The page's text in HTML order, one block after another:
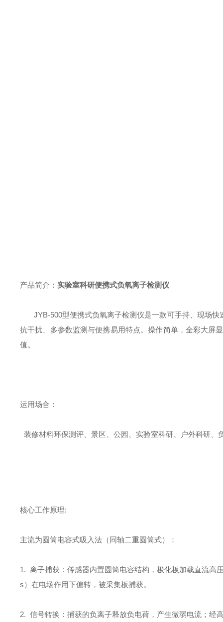
产品简介： 实验室科研便携式负氧离子检测仪
JYB-500型便携式负氧离子检测仪是一款可手持、现场
抗干扰、多参数监测与便携易用特点。操作简单，全彩大屏
值。
运用场合：
装修材料环保测评、景区、公园、实验室科研、户外科研、
核心工作原理:
主流为圆筒电容式吸入法（同轴二重圆筒式）：
1. 离子捕获：传感器内置圆筒电容结构，极化板加载直流高
s）在电场作用下偏转，被采集板捕获。
2. 信号转换：捕获的负离子释放负电荷，产生微弱电流；经